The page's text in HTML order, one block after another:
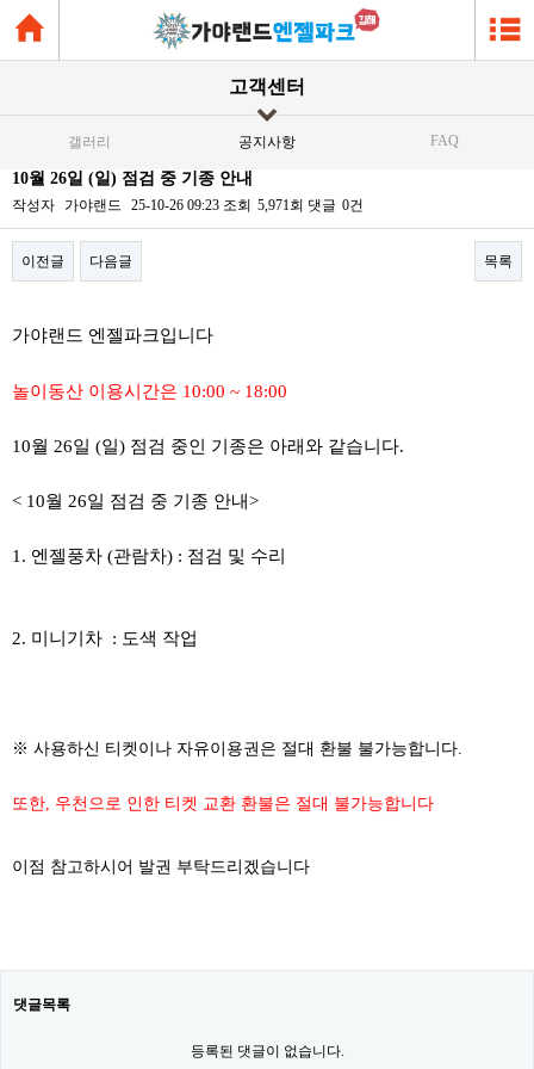
고객센터
갤러리 공지사항 FAQ
10월 26일 (일) 점검 중 기종 안내
작성자 가야랜드 25-10-26 09:23 조회 5,971회 댓글 0건
이전글 다음글 목록
가야랜드 엔젤파크입니다
놀이동산 이용시간은 10:00 ~ 18:00
10월 26일 (일) 점검 중인 기종은 아래와 같습니다.
< 10월 26일 점검 중 기종 안내>
1. 엔젤풍차 (관람차) : 점검 및 수리
2. 미니기차 : 도색 작업
※ 사용하신 티켓이나 자유이용권은 절대 환불 불가능합니다.
또한, 우천으로 인한 티켓 교환 환불은 절대 불가능합니다
이점 참고하시어 발권 부탁드리겠습니다
댓글목록
등록된 댓글이 없습니다.